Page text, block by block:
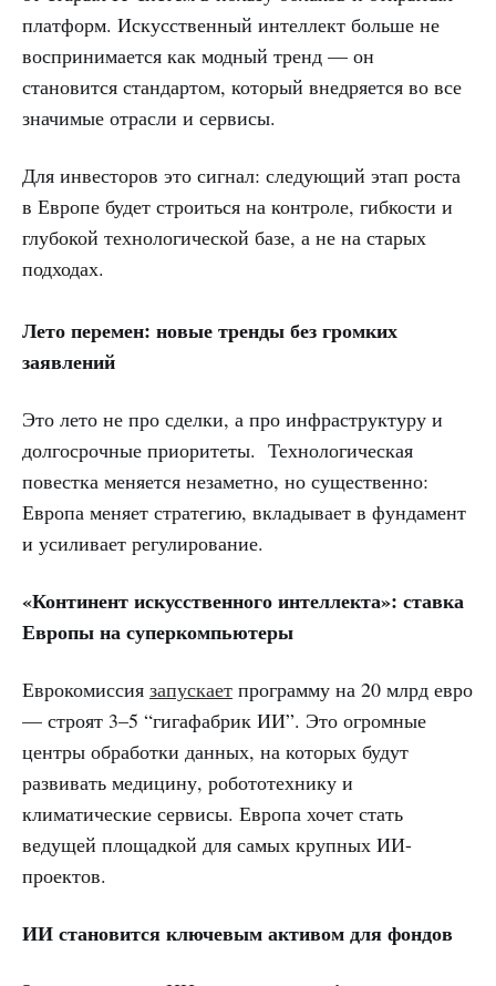
платформ. Искусственный интеллект больше не
воспринимается как модный тренд — он
становится стандартом, который внедряется во все
значимые отрасли и сервисы.
Для инвесторов это сигнал: следующий этап роста
в Европе будет строиться на контроле, гибкости и
глубокой технологической базе, а не на старых
подходах.
Лето перемен: новые тренды без громких
заявлений
Это лето не про сделки, а про инфраструктуру и
долгосрочные приоритеты. Технологическая
повестка меняется незаметно, но существенно:
Европа меняет стратегию, вкладывает в фундамент
и усиливает регулирование.
«Континент искусственного интеллекта»: ставка
Европы на суперкомпьютеры
Еврокомиссия запускает программу на 20 млрд евро
— строят 3–5 “гигафабрик ИИ”. Это огромные
центры обработки данных, на которых будут
развивать медицину, робототехнику и
климатические сервисы. Европа хочет стать
ведущей площадкой для самых крупных ИИ-
проектов.
ИИ становится ключевым активом для фондов